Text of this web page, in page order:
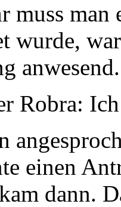
muss
wurde,
Robra:
einen
dann.